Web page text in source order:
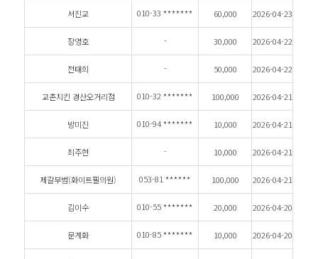
서진교 010-33******* 60,000 2026-04-23
장영호 - 30,000 2026-04-22
전태희 - 50,000 2026-04-22
교촌치킨 경산오거리점 010-32******* 100,000 2026-04-21
방미진 010-94******* 10,000 2026-04-21
최주현 - 10,000 2026-04-21
제갈부범(화이트필의원) 053-81****** 100,000 2026-04-21
김이수 010-55******* 20,000 2026-04-20
문계화 010-85******* 10,000 2026-04-20